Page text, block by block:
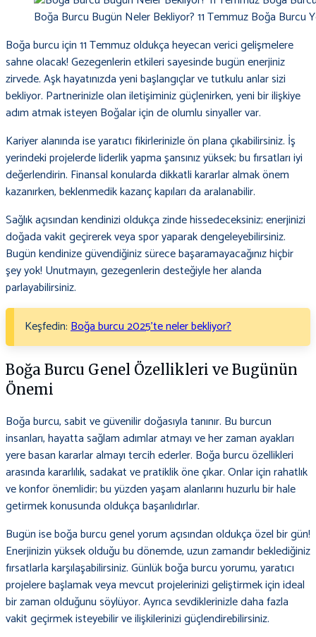
Boğa Burcu Bugün Neler Bekliyor? 11 Temmuz Boğa Burcu
Boğa burcu için 11 Temmuz oldukça heyecan verici gelişmelere
sahne olacak! Gezegenlerin etkileri sayesinde bugün enerjiniz
zirvede. Aşk hayatınızda yeni başlangıçlar ve tutkulu anlar sizi
bekliyor. Partnerinizle olan iletişiminiz güçlenirken, yeni bir ilişkiye
adım atmak isteyen Boğalar için de olumlu sinyaller var.
Kariyer alanında ise yaratıcı fikirlerinizle ön plana çıkabilirsiniz. İş
yerindeki projelerde liderlik yapma şansınız yüksek; bu fırsatları iyi
değerlendirin. Finansal konularda dikkatli kararlar almak önem
kazanırken, beklenmedik kazanç kapıları da aralanabilir.
Sağlık açısından kendinizi oldukça zinde hissedeceksiniz; enerjinizi
doğada vakit geçirerek veya spor yaparak dengeleyebilirsiniz.
Bugün kendinize güvendiğiniz sürece başaramayacağınız hiçbir
şey yok! Unutmayın, gezegenlerin desteğiyle her alanda
parlayabilirsiniz.
Keşfedin:Boğa burcu 2025’te neler bekliyor?
Boğa Burcu Genel Özellikleri ve Bugünün
Önemi
Boğa burcu, sabit ve güvenilir doğasıyla tanınır. Bu burcun
insanları, hayatta sağlam adımlar atmayı ve her zaman ayakları
yere basan kararlar almayı tercih ederler. Boğa burcu özellikleri
arasında kararlılık, sadakat ve pratiklik öne çıkar. Onlar için rahatlık
ve konfor önemlidir; bu yüzden yaşam alanlarını huzurlu bir hale
getirmek konusunda oldukça başarılıdırlar.
Bugün ise boğa burcu genel yorum açısından oldukça özel bir gün!
Enerjinizin yüksek olduğu bu dönemde, uzun zamandır beklediğiniz
fırsatlarla karşılaşabilirsiniz. Günlük boğa burcu yorumu, yaratıcı
projelere başlamak veya mevcut projelerinizi geliştirmek için ideal
bir zaman olduğunu söylüyor. Ayrıca sevdiklerinizle daha fazla
vakit geçirmek isteyebilir ve ilişkilerinizi güçlendirebilirsiniz.